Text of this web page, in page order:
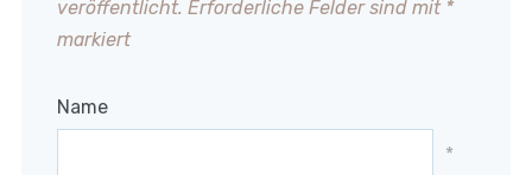
veröffentlicht. Erforderliche Felder sind mit *
markiert
Name
*